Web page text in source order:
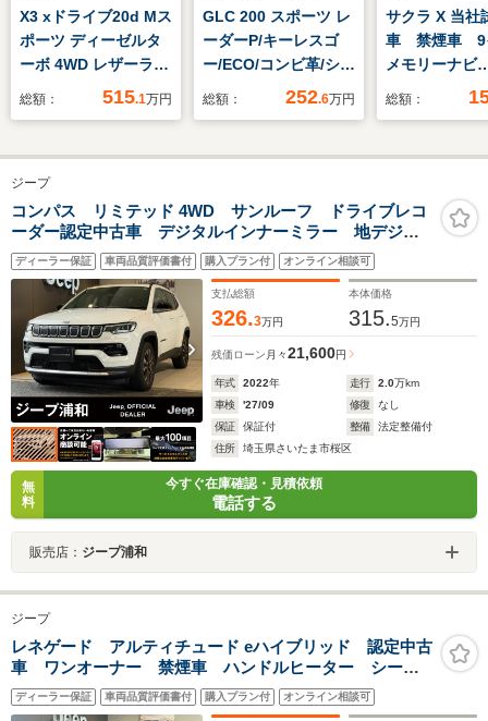
X3 xドライブ20d Mス
ポーツ ディーゼルタ
ーボ 4WD レザーライ
ト 純正20アルミ
シート トップ+バッ
クカメラ 純正ナビ
フルセグTV 純正
ETC アクティブクル
コン レーンチャンジ
&ディパーチャーウォ
ーニング
総額： 515.1万円
GLC 200 スポーツ レ
ーダーP/キーレスゴ
ー/ECO/コンビ革/シー
トヒーター/純正HDD
ハンズフリーアクセ
サイドランニングボー
ド/AMGエアロ&19イ
ンチAW/2年保証
総額： 252.6万円
サクラ X 当社
車 禁煙車 9
メモリーナビ
(Bluetooth接
ーモニター
ル付属
総額：
ジープ
コンパス リミテッド 4WD サンルーフ ドライブレコ
ーダー認定中古車 デジタルインナーミラー 地デジチ
ューナー ワンオーナー 禁煙車 アップルカープレー
ディーラー保証 車両品質評価書付 購入プラン付 オンライン相談可
支払総額
326.3万円
本体価格
315.5万円
残価ローン 月々21,600円
年式 2022年 走行 2.0万km
車検
'27/09 修復
なし
保証
保証付 整備
法定整備付
住所
埼玉県さいたま市桜区
無
料
今すぐ在庫確認・見積依頼
電話する
販売店： ジープ浦和
ジープ
レネゲード アルティチュード eハイブリッド 認定中古
車 ワンオーナー 禁煙車 ハンドルヒーター シート
ヒーター 10.25インチマルチビューディスプレイ アダ
プティブクルーズコントロール
ディーラー保証 車両品質評価書付 購入プラン付 オンライン相談可